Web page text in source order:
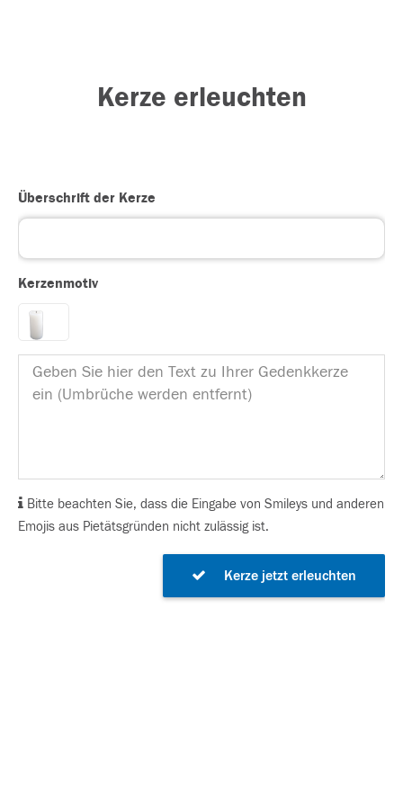
Kerze erleuchten
Überschrift der Kerze
Kerzenmotiv
Bitte beachten Sie, dass die Eingabe von Smileys und anderen
Emojis aus Pietätsgründen nicht zulässig ist.
Kerze jetzt erleuchten